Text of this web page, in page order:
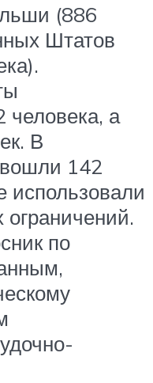
(886
Штатов
человека, а
В
вошли 142
использовали
ограничений.
по